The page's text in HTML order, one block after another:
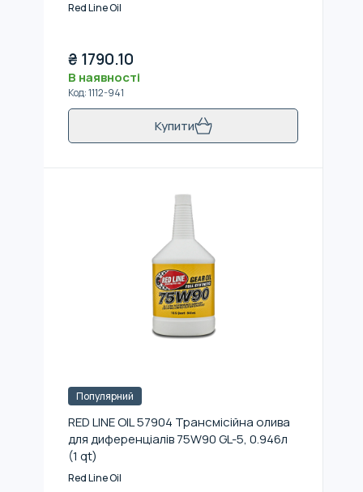
Red Line Oil
₴ 1790.10
В наявності
Код:1112-941
Купити
Популярний
RED LINE OIL 57904 Трансмісійна олива
для диференціалів 75W90 GL-5, 0.946л
(1 qt)
Red Line Oil